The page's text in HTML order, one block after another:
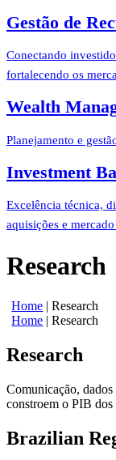
Gestão de
Conectando
fortalecendo os
Wealth
Planejamento e
Investment
Excelência técnica,
aquisições e
Research
Home | Research
Home | Research
Research
Comunicação,
constroem o PIB dos
Brazilian